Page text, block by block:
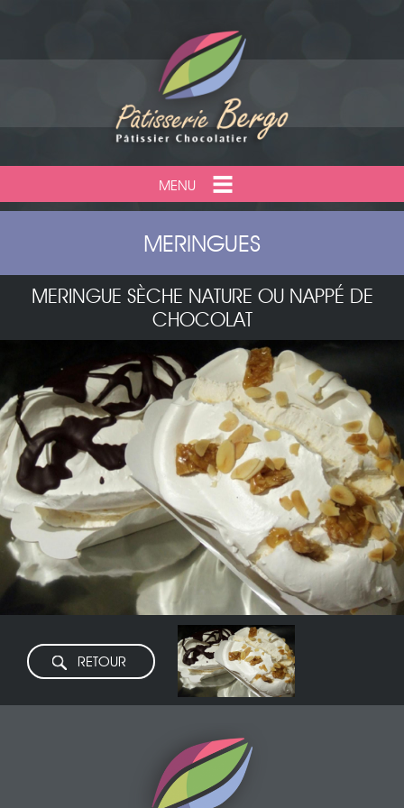
MENU
MERINGUES
MERINGUE SÈCHE NATURE OU NAPPÉ DE
CHOCOLAT
RETOUR